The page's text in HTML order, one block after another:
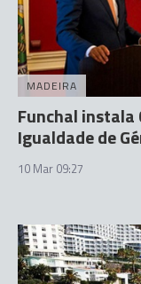
MADEIRA
Funchal instala
Igualdade de
10 Mar 09:27